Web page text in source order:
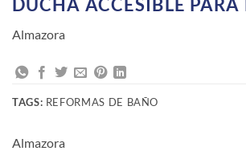
DUCHA ACCESIBLE PARA
Almazora
TAGS: REFORMAS DE BAÑO
Almazora